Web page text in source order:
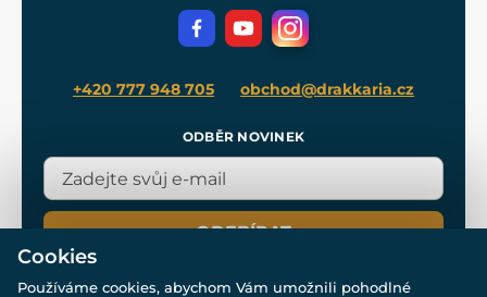
+420 777 948 705 obchod@drakkaria.cz
ODBĚR NOVINEK
ODEBÍRAT
Cookies
Používáme cookies, abychom Vám umožnili pohodlné